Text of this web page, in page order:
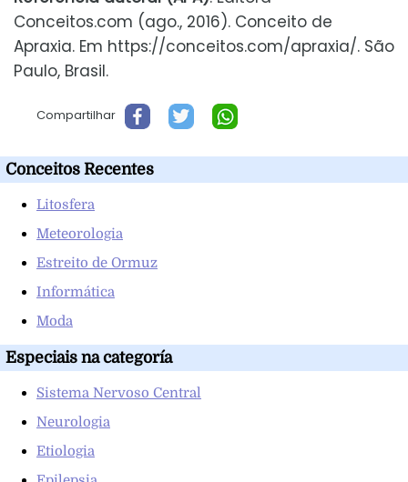
Conceitos.com (ago., 2016). Conceito de
Apraxia. Em https://conceitos.com/apraxia/. São
Paulo, Brasil.
Compartilhar
Conceitos Recentes
Litosfera
Meteorologia
Estreito de Ormuz
Informática
Moda
Especiais na categoría
Sistema Nervoso Central
Neurologia
Etiologia